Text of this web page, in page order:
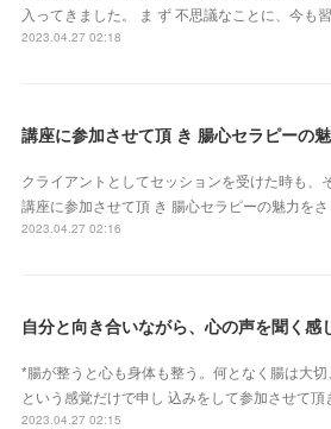
入ってきました。 ま ず 不思議なことに、今も
2023.04.27 02:18
クライアントとしてセッションを受けた時も、
講座に参加させて頂 き 腸心セラピーの魅力を
2023.04.27 02:16
*腸が整うと心も身体も整う。何となく腸は大
という感覚だけで申し 込みをして参加させて頂
2023.04.27 02:15